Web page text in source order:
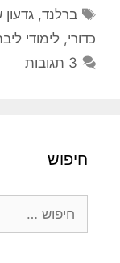
תגיות
ברלנד,גדעון
כדורי, לימודי
3 תגובות
חיפוש